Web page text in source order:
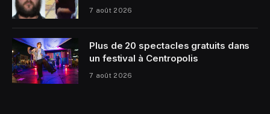
7 août 2026
Plus de 20 spectacles gratuits dans
un festival à Centropolis
7 août 2026